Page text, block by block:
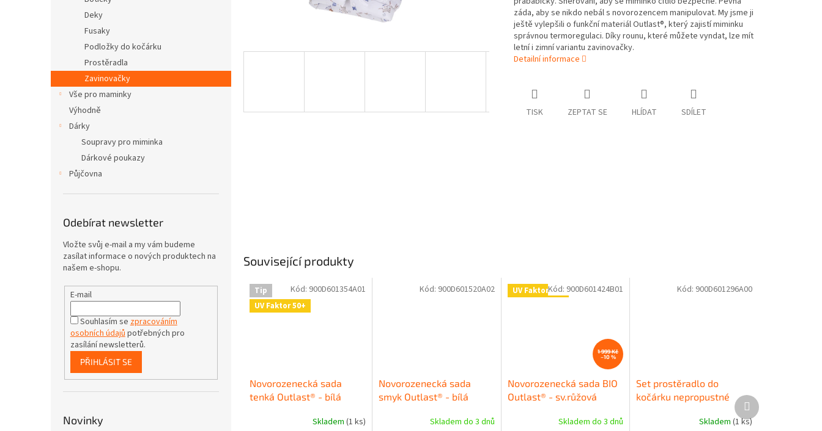
Deky
Fusaky
Podložky do kočárku
Prostěradla
Zavinovačky
Vše pro maminky
Výhodně
Dárky
Soupravy pro miminka
Dárkové poukazy
Půjčovna
Odebírat newsletter
Vložte svůj e-mail a my vám budeme
zasílat informace o nových produktech na
našem e-shopu.
E-mail
Souhlasím se zpracováním
osobních údajů potřebných pro
zasílání newsletterů.
PŘIHLÁSIT SE
Novinky
záda, aby se nikdo nebál s novorozencem manipulovat. My jsme ji
ještě vylepšili o funkční materiál Outlast®, který zajistí miminku
správnou termoregulaci. Díky rounu, které můžete vyndat, lze mít
letní i zimní variantu zavinovačky.
Detailní informace
TISK ZEPTAT SE HLÍDAT SDÍLET
Související produkty
Tip
UV Faktor 50+
Novorozenecká sada
tenká Outlast® - bílá
Skladem (1 ks)
Kód: 900D601354A01
Novorozenecká sada
smyk Outlast® - bílá
Skladem do 3 dnů
Kód: 900D601520A02 UV Faktor 50+
1 999 Kč
–10 %
Novorozenecká sada BIO
Outlast® - sv.růžová
Skladem do 3 dnů
Kód: 900D601424B01
Set prostěradlo do
kočárku nepropustné
Skladem (1 ks)
Kód: 900D601296A00
Další
produkt